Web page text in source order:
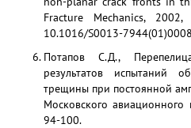
Fracture Mechanics,
10.1016/S0013-
Потапов С.Д.,
результатов испытаний
трещины при постоянной
Московского
94-100.